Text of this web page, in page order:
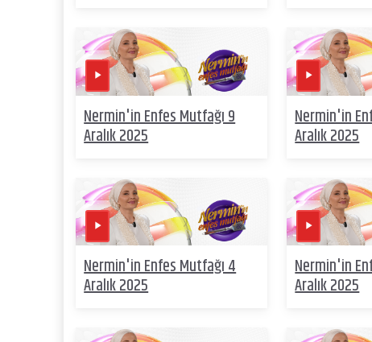
Nermin'in Enfes Mutfağı 9
Aralık 2025
Nermin'in
Aralık 2025
Nermin'in Enfes Mutfağı 4
Aralık 2025
Nermin'in
Aralık 2025